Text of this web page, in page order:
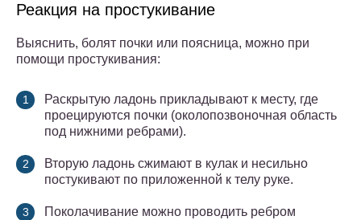
Реакция на простукивание
Выяснить, болят почки или поясница, можно при
помощи простукивания:
Раскрытую ладонь прикладывают к месту, где
проецируются почки (околопозвоночная область
под нижними ребрами).
Вторую ладонь сжимают в кулак и несильно
постукивают по приложенной к телу руке.
Поколачивание можно проводить ребром